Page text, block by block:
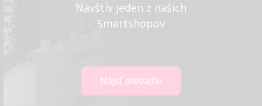
Navštív jeden z našich
Smartshopov